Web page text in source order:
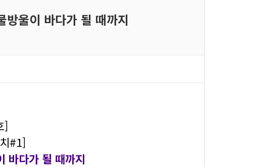
울이 바다가 될 때까지
]
#1]
바다가 될 때까지